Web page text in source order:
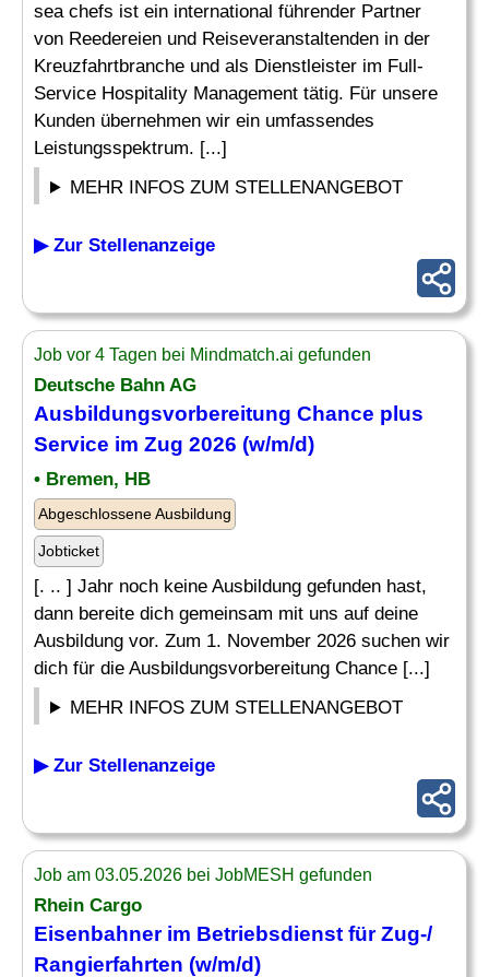
sea chefs ist ein international führender Partner
von Reedereien und Reiseveranstaltenden in der
Kreuzfahrtbranche und als Dienstleister im Full-
Service Hospitality Management tätig. Für unsere
Kunden übernehmen wir ein umfassendes
Leistungsspektrum. [...]
MEHR INFOS ZUM STELLENANGEBOT
▶ Zur Stellenanzeige
Job vor 4 Tagen bei Mindmatch.ai gefunden
Deutsche Bahn AG
Ausbildungsvorbereitung Chance plus
Service im Zug 2026 (w/m/d)
• Bremen, HB
Abgeschlossene Ausbildung
Jobticket
[. .. ] Jahr noch keine Ausbildung gefunden hast,
dann bereite dich gemeinsam mit uns auf deine
Ausbildung vor. Zum 1. November 2026 suchen wir
dich für die Ausbildungsvorbereitung Chance [...]
MEHR INFOS ZUM STELLENANGEBOT
▶ Zur Stellenanzeige
Job am 03.05.2026 bei JobMESH gefunden
Rhein Cargo
Eisenbahner im Betriebsdienst fürZug-/
Rangierfahrten (w/m/d)